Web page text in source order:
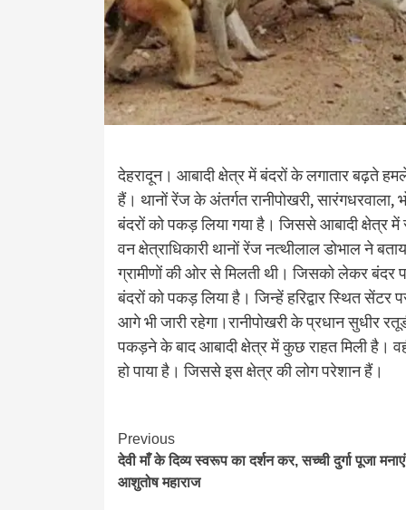
देहरादून। आबादी क्षेत्र में बंदरों के लगातार बढ़ते
हैं। थानों रेंज के अंतर्गत रानीपोखरी,
बंदरों को पकड़ लिया गया है। जिससे आबादी क्षेत्र
वन क्षेत्राधिकारी थानों रेंज नत्थीलाल डोभाल ने
ग्रामीणों की ओर से मिलती थी। जिसको लेकर बंदर
बंदरों को पकड़ लिया है। जिन्हें हरिद्वार स्थित सेंटर
आगे भी जारी रहेगा।रानीपोखरी के प्रधान सुधीर
पकड़ने के बाद आबादी क्षेत्र में कुछ राहत मिली है।
हो पाया है। जिससे इस क्षेत्र की लोग परेशान हैं।
Continue
Reading
Previous
देवी माँ के दिव्य स्वरूप का दर्शन कर, सच्ची दुर्गा पूजा
आशुतोष महाराज